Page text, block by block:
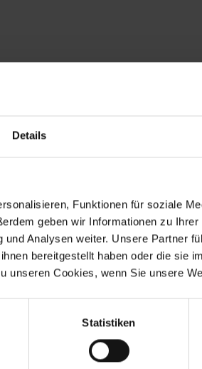
Details
Funktionen für soziale
geben wir Informationen zu Ihrer
Analysen weiter. Unsere Partner
bereitgestellt haben oder die sie
unseren Cookies, wenn Sie unsere
Statistiken